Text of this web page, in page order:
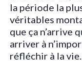
la période la
véritables
que ça n’arrive
arriver à
réfléchir à la vie.